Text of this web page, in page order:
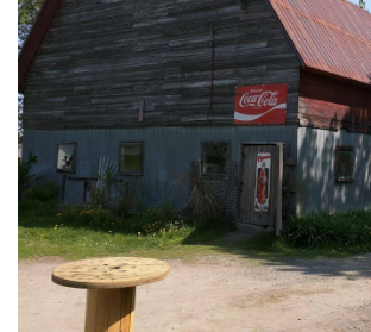
Fenêtres
Chaises
Contact
Contactez nous!